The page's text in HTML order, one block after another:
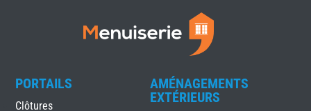
PORTAILS
Clôtures
AMÉNAGEMENTS
EXTÉRIEURS